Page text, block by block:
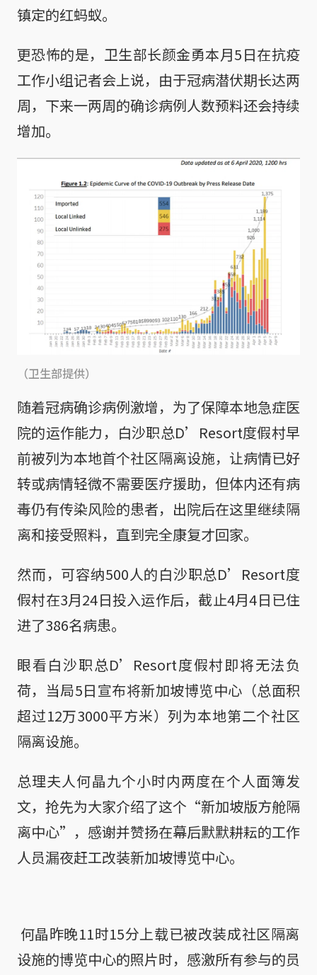
镇定的红蚂蚁。
更恐怖的是，卫生部长颜金勇本月5日在抗疫
工作小组记者会上说，由于冠病潜伏期长达两
周，下来一两周的确诊病例人数预料还会持续
增加。
（卫生部提供）
随着冠病确诊病例激增，为了保障本地急症医
院的运作能力，白沙职总D’Resort度假村早
前被列为本地首个社区隔离设施，让病情已好
转或病情轻微不需要医疗援助，但体内还有病
毒仍有传染风险的患者，出院后在这里继续隔
离和接受照料，直到完全康复才回家。
然而，可容纳500人的白沙职总D’Resort度
假村在3月24日投入运作后，截止4月4日已住
进了386名病患。
眼看白沙职总D’Resort度假村即将无法负
荷，当局5日宣布将新加坡博览中心（总面积
超过12万3000平方米）列为本地第二个社区
隔离设施。
总理夫人何晶九个小时内两度在个人面簿发
文，抢先为大家介绍了这个“新加坡版方舱隔
离中心”，感谢并赞扬在幕后默默耕耘的工作
人员漏夜赶工改装新加坡博览中心。
设施的博览中心的照片时，感激所有参与的员